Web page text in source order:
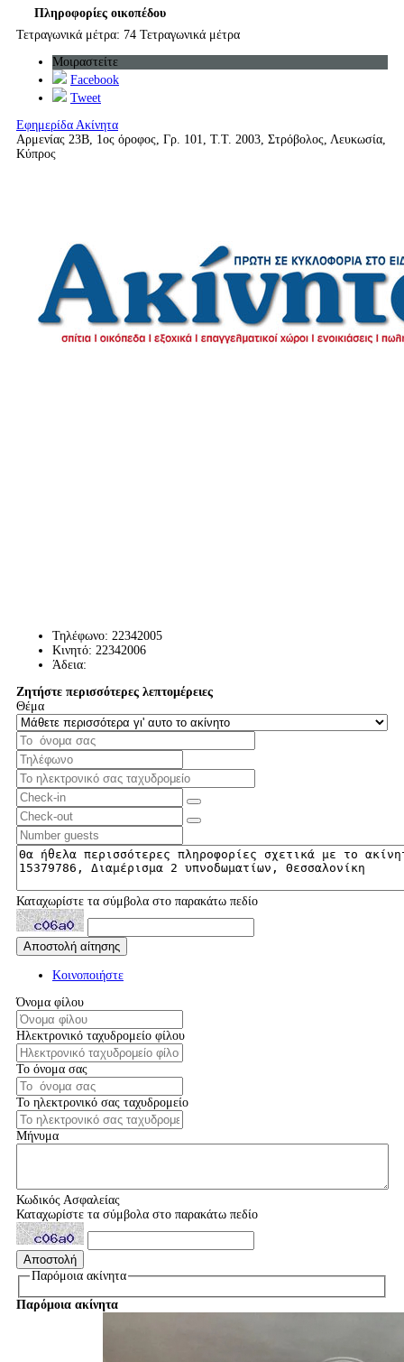
Πληροφορίες οικοπέδου
Τετραγωνικά μέτρα: 74 Τετραγωνικά μέτρα
Μοιραστείτε
Facebook
Tweet
Εφημερίδα Ακίνητα
Αρμενίας 23Β, 1ος όροφος, Γρ. 101, Τ.Τ. 2003, Στρόβολος, Λευκωσία,
Κύπρος
Τηλέφωνο: 22342005
Κινητό: 22342006
Άδεια:
Ζητήστε περισσότερες λεπτομέρειες
Θέμα
Καταχωρίστε τα σύμβολα στο παρακάτω πεδίο
Κοινοποιήστε
Όνομα φίλου
Ηλεκτρονικό ταχυδρομείο φίλου
Το όνομα σας
Το ηλεκτρονικό σας ταχυδρομείο
Μήνυμα
Κωδικός Ασφαλείας
Καταχωρίστε τα σύμβολα στο παρακάτω πεδίο
Παρόμοια ακίνητα
Παρόμοια ακίνητα